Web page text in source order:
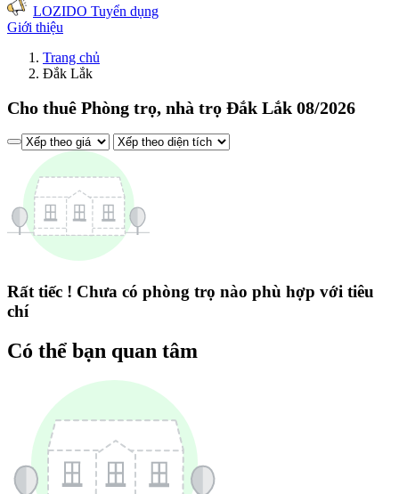
LOZIDO Tuyển dụng
Giới thiệu
Trang chủ
Đắk Lắk
Cho thuê Phòng trọ, nhà trọ Đắk Lắk 08/2026
Rất tiếc ! Chưa có phòng trọ nào phù hợp với tiêu
chí
Có thể bạn quan tâm